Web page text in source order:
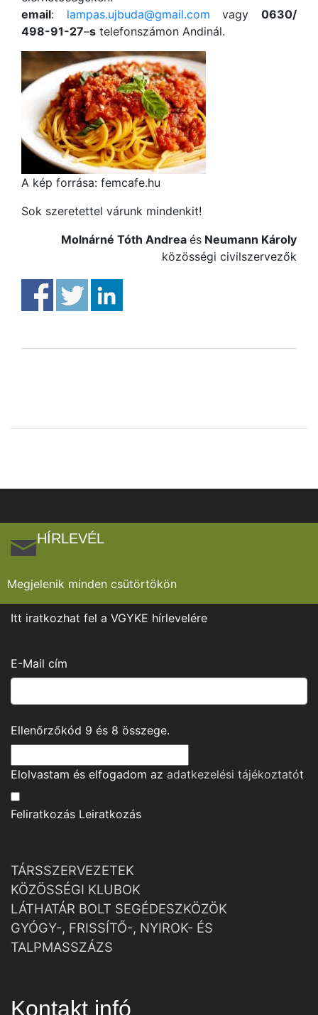
email: lampas.ujbuda@gmail.com vagy0630/
498-91-27–s telefonszámon Andinál.
A kép forrása: femcafe.hu
Sok szeretettel várunk mindenkit!
Molnárné Tóth Andrea és Neumann Károly
közösségi civilszervezők
HÍRLEVÉL
Megjelenik minden csütörtökön
Itt iratkozhat fel a VGYKE hírlevelére
E-Mail cím
Ellenőrzőkód 9 és 8 összege.
Elolvastam és elfogadom az adatkezelési tájékoztatót
Feliratkozás Leiratkozás
TÁRSSZERVEZETEK
KÖZÖSSÉGI KLUBOK
LÁTHATÁR BOLT SEGÉDESZKÖZÖK
GYÓGY-, FRISSÍTŐ-, NYIROK- ÉS
TALPMASSZÁZS
Kontakt infó